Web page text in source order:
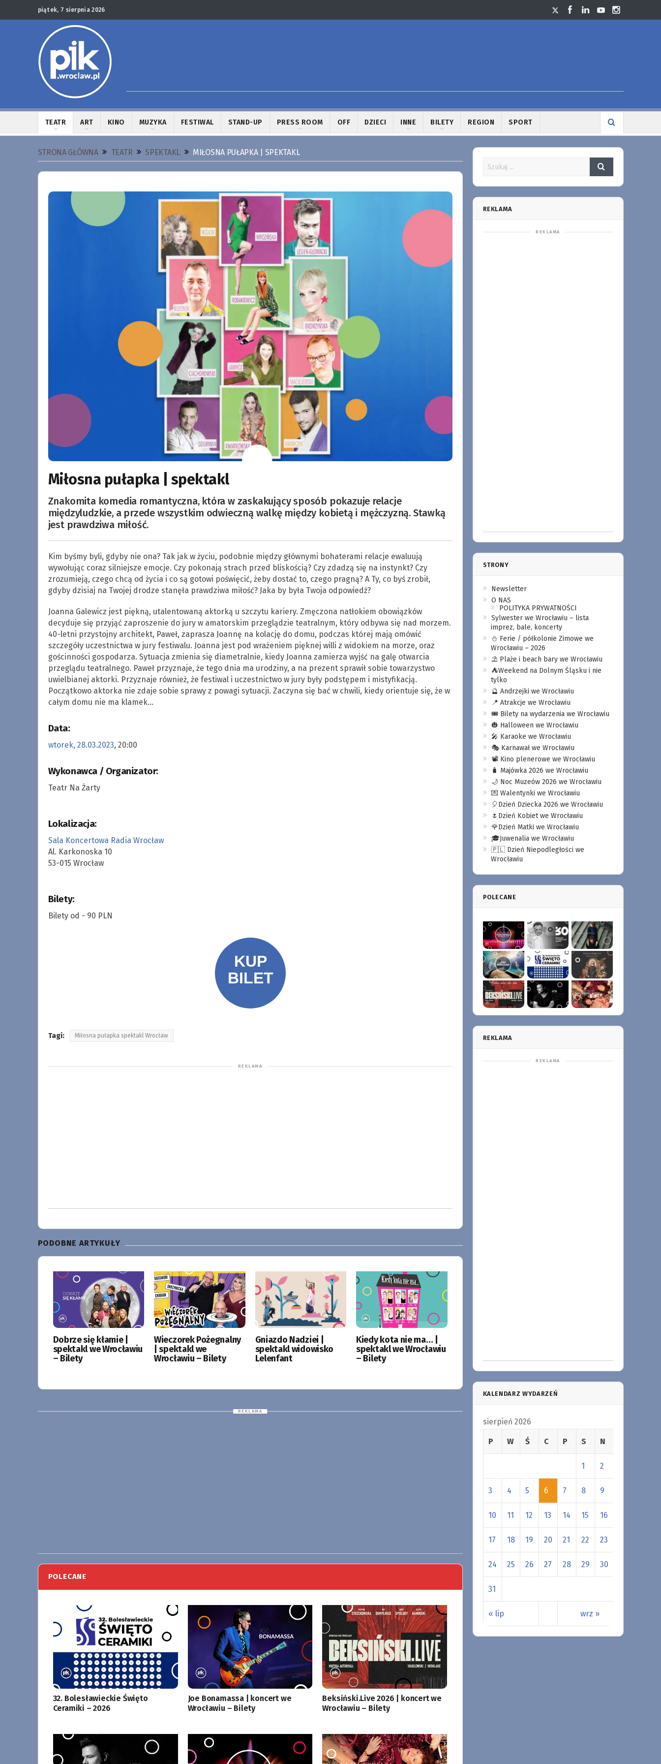
piątek, 7 sierpnia 2026
TEATR ART KINO MUZYKA FESTIWAL STAND-UP PRESS ROOM OFF DZIECI INNE BILETY REGION SPORT
STRONA GŁÓWNA TEATR SPEKTAKL MIŁOSNA PUŁAPKA | SPEKTAKL
Miłosna pułapka | spektakl
Znakomita komedia romantyczna, która w zaskakujący sposób pokazuje relacje
międzyludzkie, a przede wszystkim odwieczną walkę między kobietą i mężczyzną. Stawką
jest prawdziwa miłość.
Kim byśmy byli, gdyby nie ona? Tak jak w życiu, podobnie między głównymi bohaterami relacje ewaluują
wywołując coraz silniejsze emocje. Czy pokonają strach przed bliskością? Czy zdadzą się na instynkt? Czy
zrozumieją, czego chcą od życia i co są gotowi poświęcić, żeby dostać to, czego pragną? A Ty, co byś zrobił,
gdyby dzisiaj na Twojej drodze stanęła prawdziwa miłość? Jaka by była Twoja odpowiedź?
Joanna Galewicz jest piękną, utalentowaną aktorką u szczytu kariery. Zmęczona natłokiem obowiązków
decyduje się przyjąć zaproszenie do jury w amatorskim przeglądzie teatralnym, który odbywa się nad morzem.
40-letni przystojny architekt, Paweł, zaprasza Joannę na kolację do domu, podczas której mają omówić
szczegóły uczestnictwa w jury festiwalu. Joanna jest pod wrażeniem pięknej willi z widokiem na morze, oraz
gościnności gospodarza. Sytuacja zmienia się diametralnie, kiedy Joanna zamierza wyjść na galę otwarcia
przeglądu teatralnego. Paweł przyznaje, że tego dnia ma urodziny, a na prezent sprawił sobie towarzystwo
uwielbianej aktorki. Przyznaje również, że festiwal i uczestnictwo w jury były podstępem i mistyfikacją.
Początkowo aktorka nie zdaje sobie sprawy z powagi sytuacji. Zaczyna się bać w chwili, kiedy orientuje się, że w
całym domu nie ma klamek…
Data:
wtorek, 28.03.2023, 20:00
Wykonawca / Organizator:
Teatr Na Żarty
Lokalizacja:
Sala Koncertowa Radia Wrocław
Al. Karkonoska 10
53-015 Wrocław
Bilety:
Bilety od - 90 PLN
Tagi: Miłosna pułapka spektakl Wrocław
PODOBNE ARTYKUŁY
Dobrze się kłamie |
spektakl we Wrocławiu
– Bilety
Wieczorek Pożegnalny
| spektakl we
Wrocławiu – Bilety
Gniazdo Nadziei |
spektakl widowisko
Lelenfant
Kiedy kota nie ma… |
spektakl we Wrocławiu
– Bilety
POLECANE
32. Bolesławieckie Święto
Ceramiki – 2026
Joe Bonamassa | koncert we
Wrocławiu – Bilety
Beksiński.Live 2026 | koncert we
Wrocławiu – Bilety
REKLAMA
STRONY
Newsletter
O NAS
POLITYKA PRYWATNOŚCI
Sylwester we Wrocławiu – lista
imprez, bale, koncerty
⛄️ Ferie / półkolonie Zimowe we
Wrocławiu – 2026
⛱️ Plaże i beach bary we Wrocławiu
⛺️Weekend na Dolnym Śląsku i nie
tylko
🔮 Andrzejki we Wrocławiu
📍 Atrakcje we Wrocławiu
🎟️ Bilety na wydarzenia we Wrocławiu
🎃 Halloween we Wrocławiu
🎤 Karaoke we Wrocławiu
🎭 Karnawał we Wrocławiu
📽️ Kino plenerowe we Wrocławiu
🧳 Majówka 2026 we Wrocławiu
🌙 Noc Muzeów 2026 we Wrocławiu
💌 Walentynki we Wrocławiu
🎈Dzień Dziecka 2026 we Wrocławiu
🌷Dzień Kobiet we Wrocławiu
🌹Dzień Matki we Wrocławiu
🎓Juwenalia we Wrocławiu
🇵🇱 Dzień Niepodległości we
Wrocławiu
POLECANE
REKLAMA
KALENDARZ WYDARZEŃ
sierpień 2026
P W Ś C P S N
« lip wrz »
1 2
3 4 5 6 7 8 9
10 11 12 13 14 15 16
17 18 19 20 21 22 23
24 25 26 27 28 29 30
31